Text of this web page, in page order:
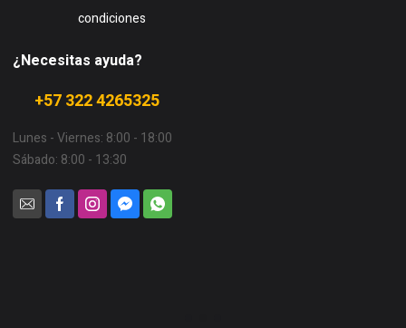
condiciones
¿Necesitas ayuda?
+57 322 4265325
Lunes - Viernes: 8:00 - 18:00
Sábado: 8:00 - 13:30